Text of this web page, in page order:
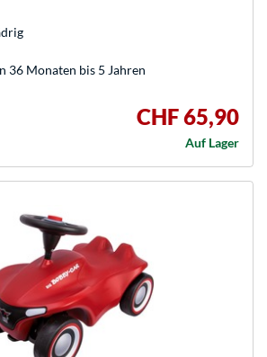
36 Monaten bis 5 Jahren
CHF 65,90
Auf Lager